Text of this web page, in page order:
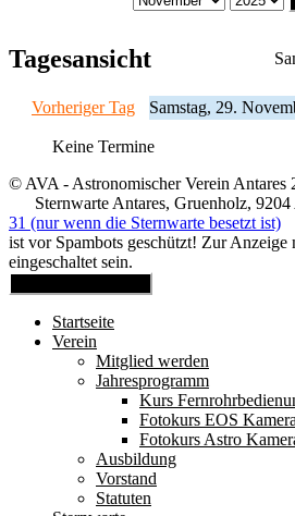
Tagesansicht
Vorheriger Tag Samstag, 29.
Keine Termine
© AVA - Astronomischer Verein
Sternwarte Antares, Gruenholz,
31 (nur wenn die Sternwarte besetzt ist)
ist vor Spambots geschützt! Zur Anzeige
eingeschaltet sein.
Startseite
Verein
Mitglied werden
Jahresprogramm
Kurs
Fotokurs EOS Kamera
Fotokurs Astro
Ausbildung
Vorstand
Statuten